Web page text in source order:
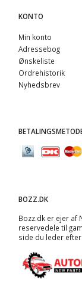
KONTO
Min konto
Adressebog
Ønskeliste
Ordrehistorik
Nyhedsbrev
BOZZ.DK
Bozz.dk er ejer af
reservedele til
side du leder